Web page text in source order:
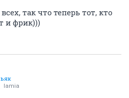
так что теперь тот, кто
и фрик)))
lamia